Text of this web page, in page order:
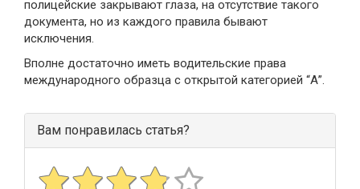
полицейские закрывают глаза, на отсутствие такого
документа, но из каждого правила бывают
исключения.
Вполне достаточно иметь водительские права
международного образца с открытой категорией “А”.
Вам понравилась статья?